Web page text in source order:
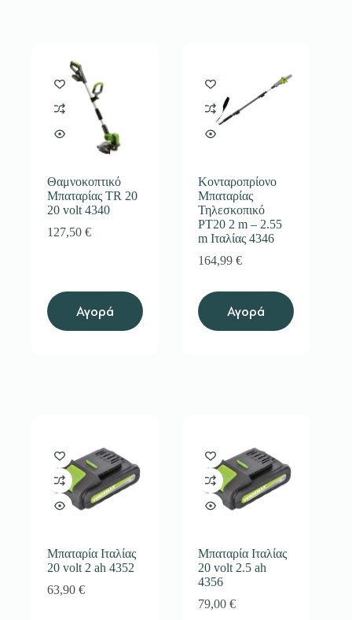
Θαμνοκοπτικό
Μπαταρίας TR 20
20 volt 4340
127,50 €
Αγορά
Κονταροπρίονο
Μπαταρίας
Τηλεσκοπικό
PT20 2 m – 2.55
m Ιταλίας 4346
164,99€
Αγορά
Μπαταρία Ιταλίας
20 volt 2 ah 4352
63,90 €
Μπαταρία Ιταλίας
20 volt 2.5 ah
4356
79,00€